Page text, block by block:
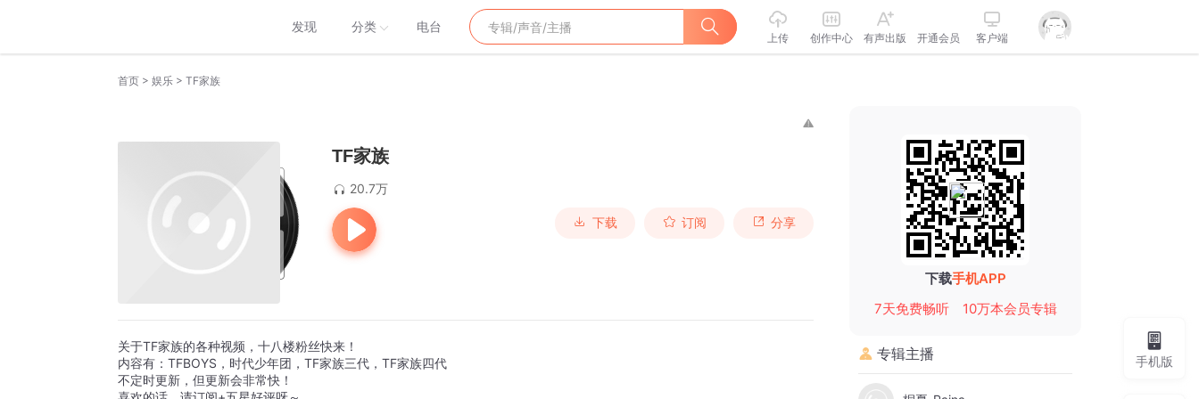
发现 分类 电台
上传 创作中心 有声出版 开通会员 客户端
首页 > 娱乐 > TF家族
TF家族
20.7万
下载 订阅 分享
关于TF家族的各种视频，十八楼粉丝快来！
内容有：TFBOYS，时代少年团，TF家族三代，TF家族四代
不定时更新，但更新会非常快！
下载手机APP
7天免费畅听
10万本会员专辑
专辑主播 手机版